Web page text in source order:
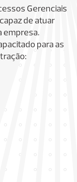
Gerenciais
de atuar
empresa.
para as